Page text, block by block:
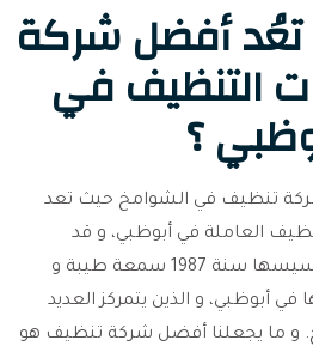
تعُد أفضل شركة
التنظيف في
؟
تنظيف في الشوامخ حيث تعد
العاملة في أبوظبي، و قد
استطاعت أن تنشئ منذ تأسيسها سنة 1987 سمعة طيبة و
أبوظبي، و الذين يتمركز العديد
و ما يجعلنا أفضل شركة تنظيف هو